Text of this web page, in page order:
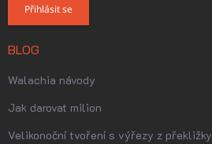
Přihlásit se
BLOG
Walachia návody
Jak darovat milion
Velikonoční tvoření s výřezy z překližky